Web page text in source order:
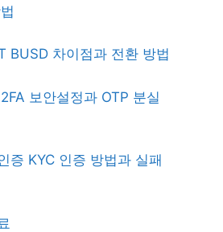
BUSD 차이점과 전환 방법
보안설정과 OTP 분실
증 KYC 인증 방법과 실패